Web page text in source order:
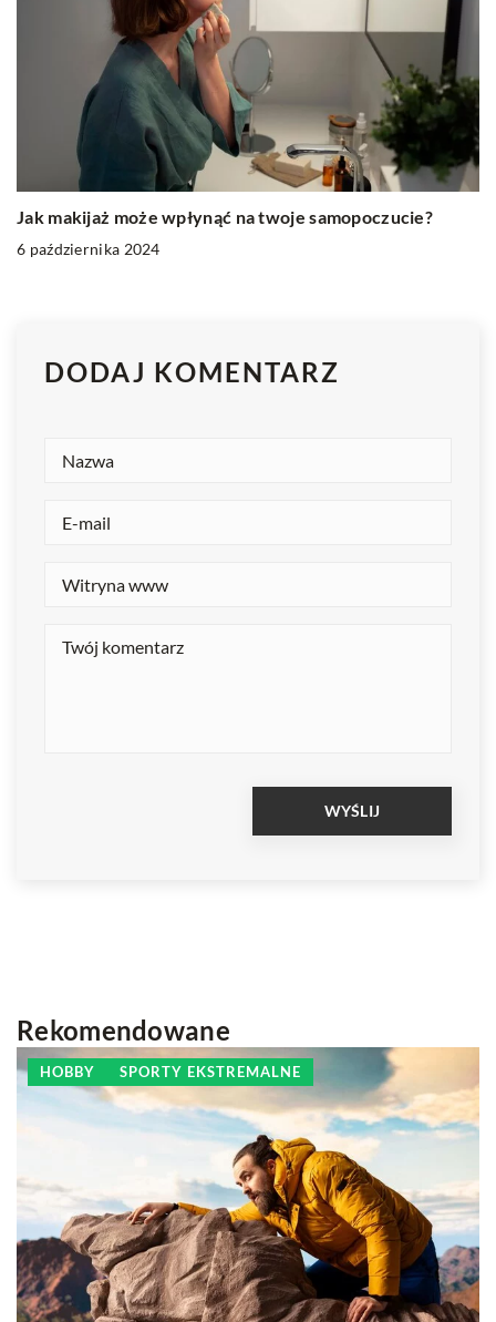
Jak makijaż może wpłynąć na twoje samopoczucie?
6 października 2024
DODAJ KOMENTARZ
Rekomendowane
HOBBY SPORTY EKSTREMALNE